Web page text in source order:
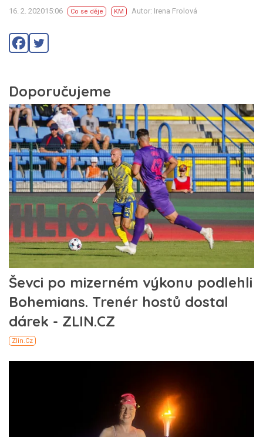
16. 2. 202015:06 Co se děje KM Autor: Irena Frolová